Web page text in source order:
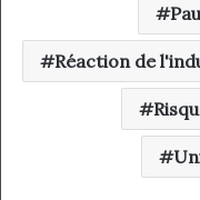
Réaction de